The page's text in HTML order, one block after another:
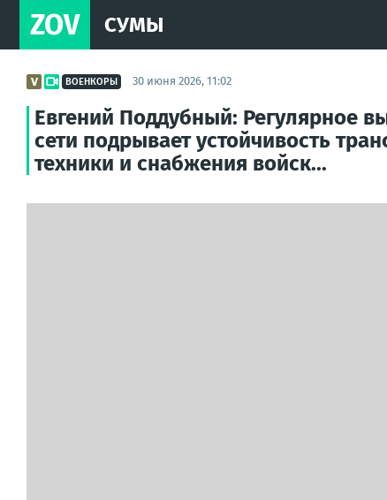
ZOV СУМЫ
ВОЕНКОРЫ 30 июня 2026, 11:02
Евгений Поддубный: Регулярное
сети подрывает устойчивость
техники и снабжения войск...